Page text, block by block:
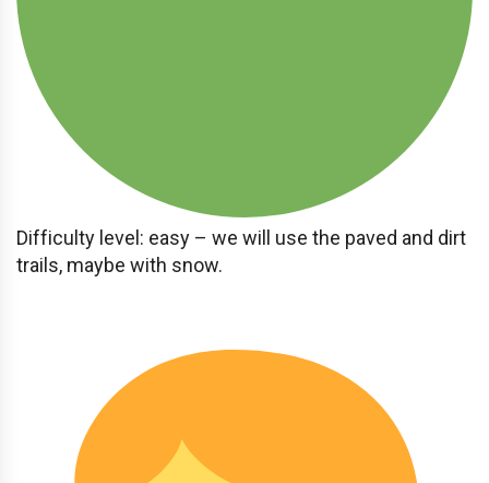
Difficulty level: easy – we will use the paved and dirt
trails, maybe with snow.